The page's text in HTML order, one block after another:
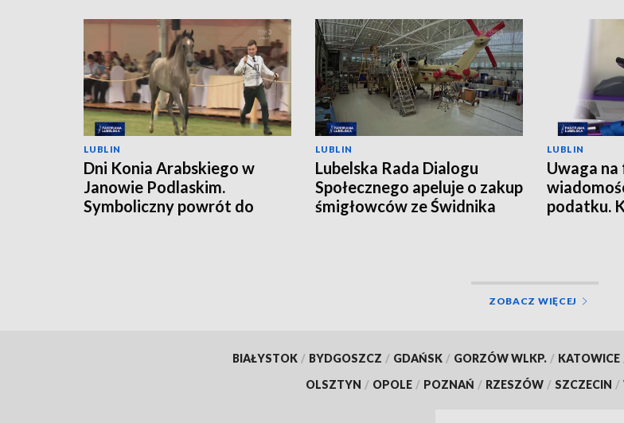
LUBLIN
Dni Konia Arabskiego w
Janowie Podlaskim.
Symboliczny powrót do
LUBLIN
Lubelska Rada Dialogu
Społecznego apeluje o zakup
śmigłowców ze Świdnika
LUBLIN
Uwaga na
podatku.
ZOBACZ WIĘCEJ
BIAŁYSTOK / BYDGOSZCZ / GDAŃSK / GORZÓW WLKP. / KATOWICE
OLSZTYN / OPOLE / POZNAŃ / RZESZÓW / SZCZECIN /